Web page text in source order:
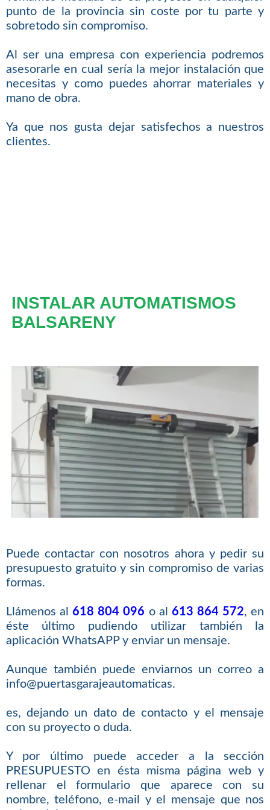
punto de la provincia sin coste por tu parte y
sobretodo sin compromiso.
Al ser una empresa con experiencia podremos
asesorarle en cual sería la mejor instalación que
necesitas y como puedes ahorrar materiales y
mano de obra.
Ya que nos gusta dejar satisfechos a nuestros
clientes.
INSTALAR AUTOMATISMOS
BALSARENY
Puede contactar con nosotros ahora y pedir su
presupuesto gratuito y sin compromiso de varias
formas.
Llámenos al618 804 096 o al 613 864 572, en
éste último pudiendo utilizar también la
aplicación WhatsAPP y enviar un mensaje.
Aunque también puede enviarnos un correo a
info@puertasgarajeautomaticas.
es, dejando un dato de contacto y el mensaje
con su proyecto o duda.
Y por último puede acceder a la sección
PRESUPUESTO en ésta misma página web y
rellenar el formulario que aparece con su
nombre, teléfono, e-mail y el mensaje que nos